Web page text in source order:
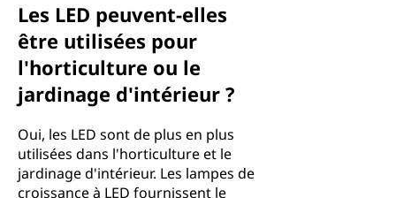
Les LED peuvent-elles
être utilisées pour
l'horticulture ou le
jardinage d'intérieur ?
Oui, les LED sont de plus en plus
utilisées dans l'horticulture et le
jardinage d'intérieur. Les lampes de
croissance à LED fournissent le